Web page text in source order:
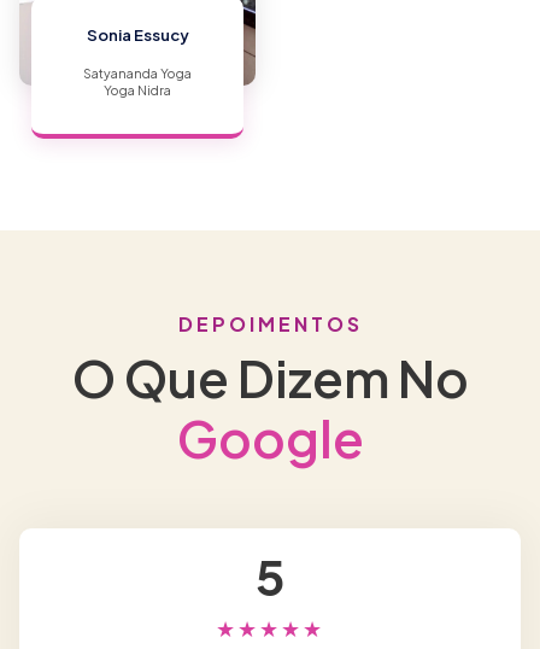
Sonia Essucy
Satyananda Yoga
Yoga Nidra
DEPOIMENTOS
O Que Dizem No
Google
5
★★★★★